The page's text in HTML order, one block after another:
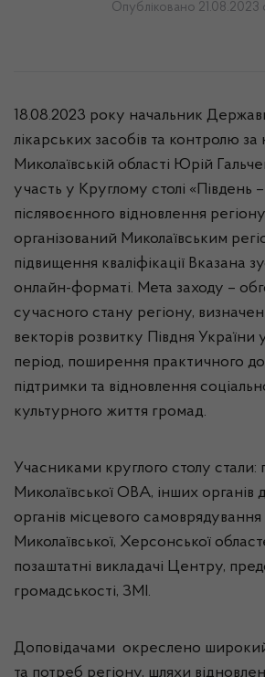
Опубліковано 21.08.2023
18.08.2023 року начальник
лікарських засобів та контролю
Миколаївській області Юрій
участь у Круглому столі «Південь
післявоєнного відновлення
організований Миколаївським
підвищення кваліфікації Вказана
онлайн-форматі. Мета заходу –
сучасного стану регіону,
векторів розвитку Півдня України
період, поширення практичного
підтримки та відновлення
культурного життя громад.
Учасниками круглого столу стали:
Миколаївської ОВА, інших органів
органів місцевого самоврядування
Миколаївської, Херсонської
позаштатні викладачі Центру,
громадськості, ЗМІ.
Доповідачами окреслено
та потреб регіону, шляхи